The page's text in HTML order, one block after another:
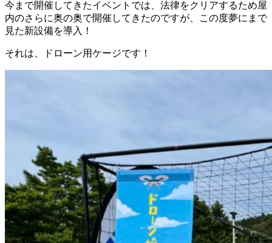
今まで開催してきたイベントでは、法律をクリアするため屋
内のさらに奥の奥で開催してきたのですが、この度夢にまで
見た新設備を導入！
それは、ドローン用ケージです！